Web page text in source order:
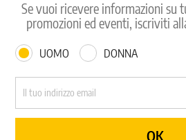
Se vuoi ricevere informazioni su
promozioni ed eventi, iscriviti
UOMO DONNA